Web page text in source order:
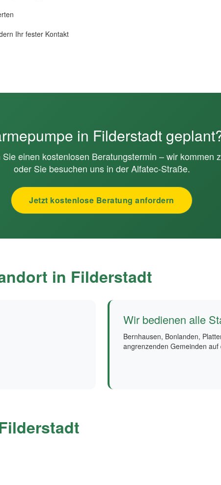
Ihr fester Kontakt
in Filderstadt
einen kostenlosen Beratungstermin – wir kommen
oder Sie besuchen uns in der Alfatec-Straße.
Jetzt kostenlose Beratung anfordern
in Filderstadt
Wir bedienen alle
Bernhausen, Bonlanden,
angrenzenden Gemeinden auf